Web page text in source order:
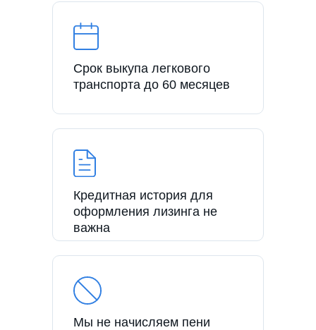
Срок выкупа легкового
транспорта до 60 месяцев
Кредитная история для
оформления лизинга не
важна
Мы не начисляем пени